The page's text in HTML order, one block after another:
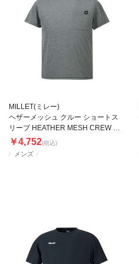
メンズ
MILLET(ミレー)
ヘザーメッシュ クルー ショートス
リーブ HEATHER MESH CREW SS
M
￥4,752(税込)